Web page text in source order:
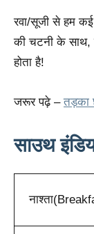
रवा/सूजी से हम
की चटनी के साथ,
होता है!
जरूर पढ़े – तड़का
साउथ